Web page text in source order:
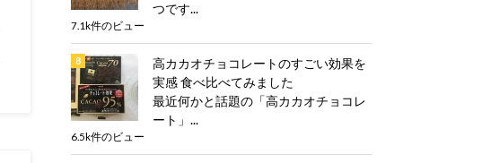
つです...
7.1k件のビュー
高カカオチョコレートのすごい効果を
実感 食べ比べてみました
最近何かと話題の「高カカオチョコレ
ート」...
6.5k件のビュー